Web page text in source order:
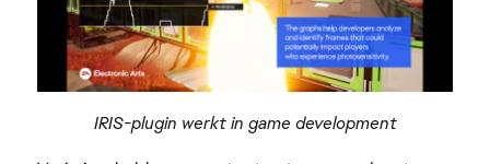
IRIS-plugin werkt in game development